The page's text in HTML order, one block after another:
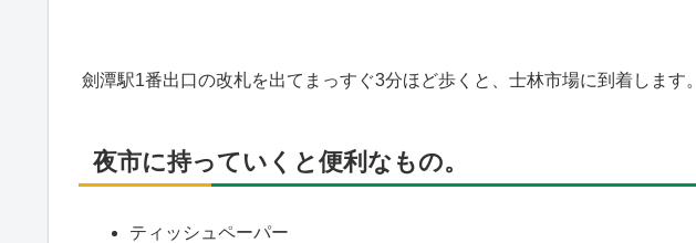
劍潭駅1番出口の改札を出てまっすぐ3分ほど歩くと、士林市場に到着します。
夜市に持っていくと便利なもの。
ティッシュペーパー